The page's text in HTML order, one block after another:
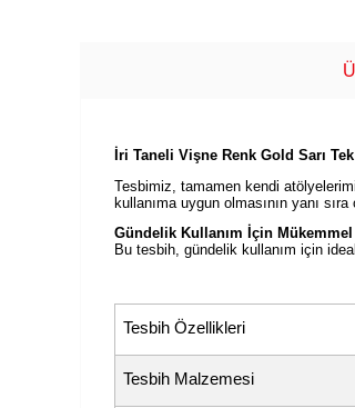
İri Taneli Vişne Renk Gold Sarı
Tesbimiz, tamamen kendi
kullanıma uygun olmasının yanı
Gündelik Kullanım İçin
Bu tesbih, gündelik kullanım için
Tesbih Özellikleri
Tesbih Malzemesi